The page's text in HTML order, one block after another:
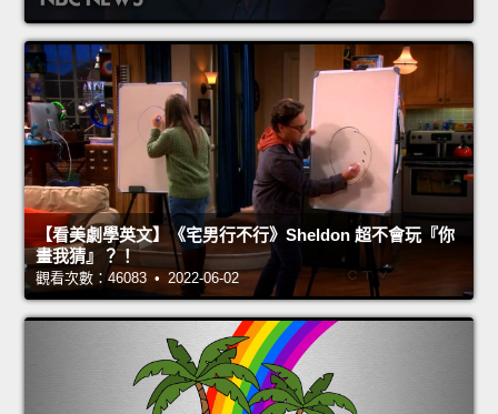
【看美劇學英文】《宅男行不行》Sheldon 超不會玩『你
畫我猜』？！
觀看次數：46083 • 2022-06-02